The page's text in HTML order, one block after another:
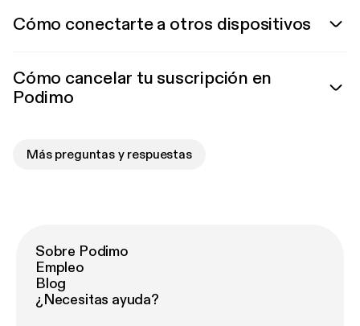
Cómo conectarte a otros dispositivos
Cómo cancelar tu suscripción en
Podimo
Más preguntas y respuestas
Sobre Podimo
Empleo
Blog
¿Necesitas ayuda?